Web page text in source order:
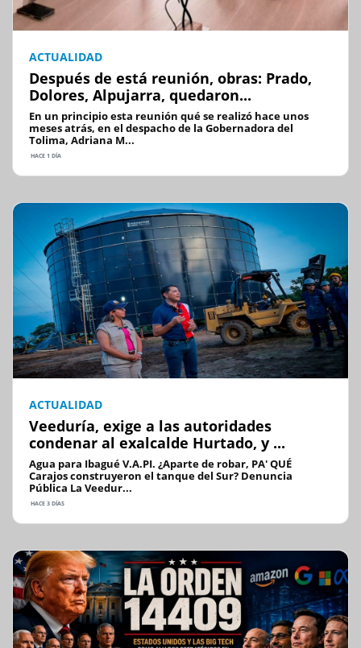
ACTUALIDAD
Después de está reunión, obras: Prado,
Dolores, Alpujarra, quedaron...
En un principio esta reunión qué se realizó hace unos
meses atrás, en el despacho de la Gobernadora del
Tolima, Adriana M...
HACE 1 DÍA
ACTUALIDAD
Veeduría, exige a las autoridades
condenar al exalcalde Hurtado, y ...
Agua para Ibagué V.A.PI. ¿Aparte de robar, PA' QUÉ
Carajos construyeron el tanque del Sur? Denuncia
Pública La Veedur...
HACE 3 DÍAS